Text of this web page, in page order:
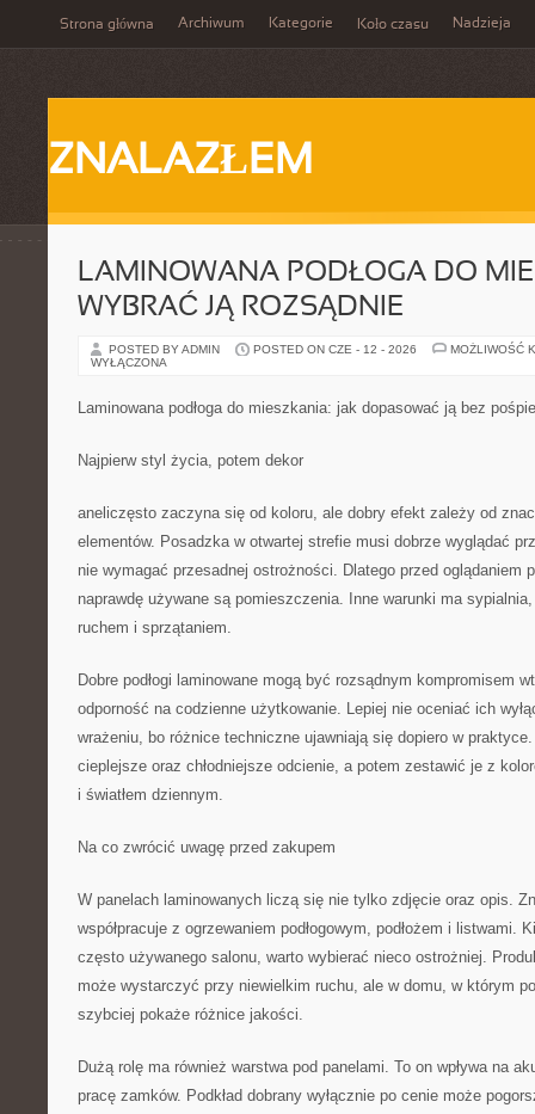
Strona główna Archiwum Kategorie Koło czasu Nadzieja
ZNALAZŁEM
LAMINOWANA PODŁOGA DO
WYBRAĆ JĄ ROZSĄDNIE
POSTED BY ADMIN POSTED ON CZE - 12 - 2026
MOŻLIWOŚĆ
WYŁĄCZONA
Laminowana podłoga do mieszkania: jak dopasować ją bez
Najpierw styl życia, potem dekor
aneliczęsto zaczyna się od koloru, ale dobry efekt zależy od
elementów. Posadzka w otwartej strefie musi dobrze wyglądać
nie wymagać przesadnej ostrożności. Dlatego przed oglądaniem
naprawdę używane są pomieszczenia. Inne warunki ma
ruchem i sprzątaniem.
Dobre podłogi laminowane mogą być rozsądnym kompromisem
odporność na codzienne użytkowanie. Lepiej nie oceniać ich
wrażeniu, bo różnice techniczne ujawniają się dopiero w
cieplejsze oraz chłodniejsze odcienie, a potem zestawić je z
i światłem dziennym.
Na co zwrócić uwagę przed zakupem
W panelach laminowanych liczą się nie tylko zdjęcie oraz opis.
współpracuje z ogrzewaniem podłogowym, podłożem i listwami.
często używanego salonu, warto wybierać nieco ostrożniej.
może wystarczyć przy niewielkim ruchu, ale w domu, w którym
szybciej pokaże różnice jakości.
Dużą rolę ma również warstwa pod panelami. To on wpływa na
pracę zamków. Podkład dobrany wyłącznie po cenie może